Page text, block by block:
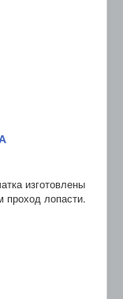
изготовлены
проход лопасти.